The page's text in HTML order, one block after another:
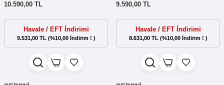
10.590,00 TL
Havale / EFT İndirimi
9.531,00 TL (%10,00 İndirim ! )
9.590,00 TL
Havale / EFT İndirimi
8.631,00 TL (%10,00 İndirim ! )